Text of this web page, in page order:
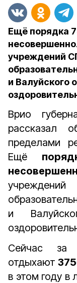
Ещё порядка
учреждений
и Валуйского
Врио
рассказал
пределами
Ещё
и
Сейчас за
отдыхают
в этом году в